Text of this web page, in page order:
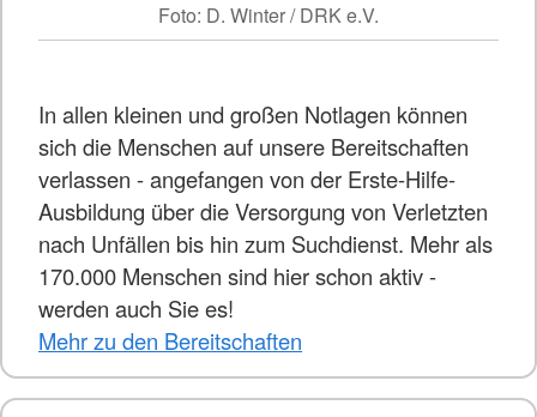
Foto: D. Winter / DRK e.V.
In allen kleinen und großen Notlagen können
sich die Menschen auf unsere Bereitschaften
verlassen - angefangen von der Erste-Hilfe-
Ausbildung über die Versorgung von Verletzten
nach Unfällen bis hin zum Suchdienst. Mehr als
170.000 Menschen sind hier schon aktiv -
werden auch Sie es!
Mehr zu den Bereitschaften